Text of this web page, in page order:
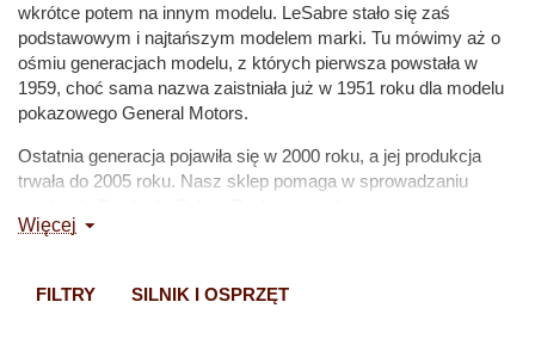
wkrótce potem na innym modelu. LeSabre stało się zaś
podstawowym i najtańszym modelem marki. Tu mówimy aż o
ośmiu generacjach modelu, z których pierwsza powstała w
1959, choć sama nazwa zaistniała już w 1951 roku dla modelu
pokazowego General Motors.
Ostatnia generacja pojawiła się w 2000 roku, a jej produkcja
trwała do 2005 roku. Nasz sklep pomaga w sprowadzaniu
cennikiem na części zamienne do tego auta. Gwarantujemy, że
Więcej
FILTRY SILNIK I OSPRZĘT